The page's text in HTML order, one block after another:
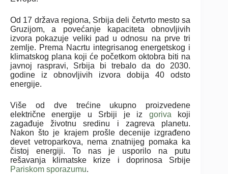
Od 17 država regiona, Srbija deli četvrto mesto sa
Gruzijom, a povećanje kapaciteta obnovljivih
izvora pokazuje veliki pad u odnosu na prve tri
zemlje. Prema Nacrtu integrisanog energetskog i
klimatskog plana koji će početkom oktobra biti na
javnoj raspravi, Srbija bi trebalo da do 2030.
godine iz obnovljivih izvora dobija 40 odsto
energije.
Više od dve trećine ukupno proizvedene
električne energije u Srbiji je iz goriva koji
zagađuje životnu sredinu i zagreva planetu.
Nakon što je krajem prošle decenije izgrađeno
devet vetroparkova, nema znatnijeg pomaka ka
čistoj energiji. To nas je usporilo na putu
rešavanja klimatske krize i doprinosa Srbije
Pariskom sporazumu.